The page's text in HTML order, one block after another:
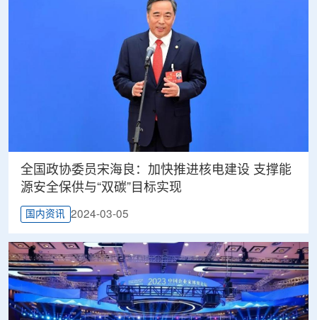
全国政协委员宋海良：加快推进核电建设 支撑能
源安全保供与“双碳”目标实现
国内资讯 2024-03-05